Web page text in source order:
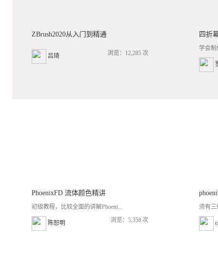
ZBrush2020从入门到精通
吕琦 浏览：12,285 次
四折
学会制
PhoenixFD 流体颜色精讲
初级教程，比较全面的讲解Phoeni...
陈恕明 浏览：5,358 次
须有三